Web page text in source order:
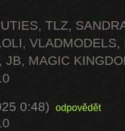
TLZ,
VLADMODELS,
JB, MAGIC
0:48) odpovědět